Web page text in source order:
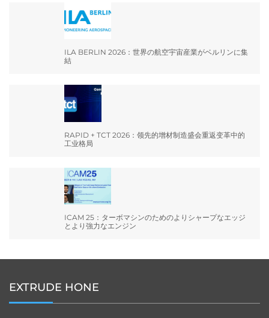
ILA BERLIN 2026：世界の航空宇宙産業がベルリンに集
結
RAPID + TCT 2026：领先的增材制造盛会重返变革中的
工业格局
ICAM 25：ターボマシンのためのよりシャープなエッジ
とより強力なエンジン
EXTRUDE HONE